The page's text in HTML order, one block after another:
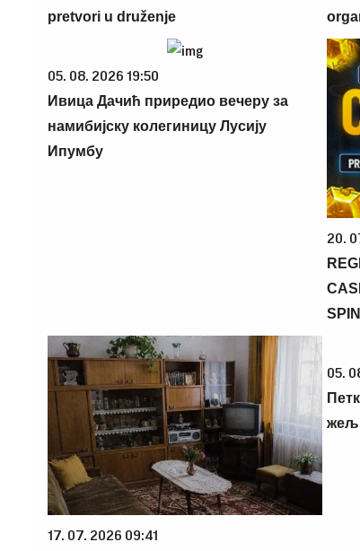
pretvori u druženje
05. 08. 2026 19:50
Ивица Дачић приредио вечеру за
намибијску колегиницу Лусију
Ипумбу
20.
17. 07. 2026 09:41
05.